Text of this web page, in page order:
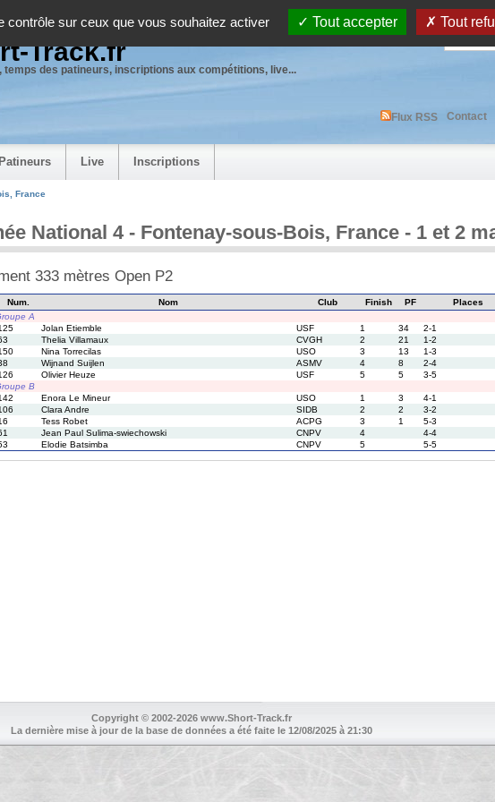
contrôle sur ceux que vous souhaitez activer Tout accepter Tout
Track.fr
temps des patineurs, inscriptions aux compétitions, live...
Contact
Flux RSS
Patineurs Live Inscriptions
France
National 4 - Fontenay-sous-Bois, France - 1 et 2
333 mètres Open P2
Num. Nom Club Finish PF Places
A
Jolan Etiemble USF 1 34 2-1
Thelia Villamaux CVGH 2 21 1-2
Nina Torrecilas USO 3 13 1-3
Wijnand Suijlen ASMV 4 8 2-4
Olivier Heuze USF 5 5 3-5
B
Enora Le Mineur USO 1 3 4-1
Clara Andre SIDB 2 2 3-2
Tess Robet ACPG 3 1 5-3
Jean Paul Sulima-swiechowski CNPV 4 4-4
Elodie Batsimba CNPV 5 5-5
Copyright © 2002-2026 www.Short-Track.fr
La dernière mise à jour de la base de données a été faite le 12/08/2025 à 21:30